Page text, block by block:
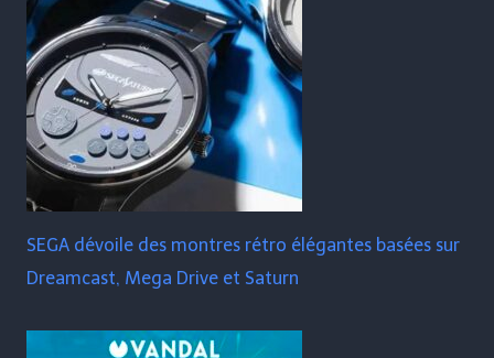
SEGA dévoile des montres rétro élégantes basées sur
Dreamcast, Mega Drive et Saturn